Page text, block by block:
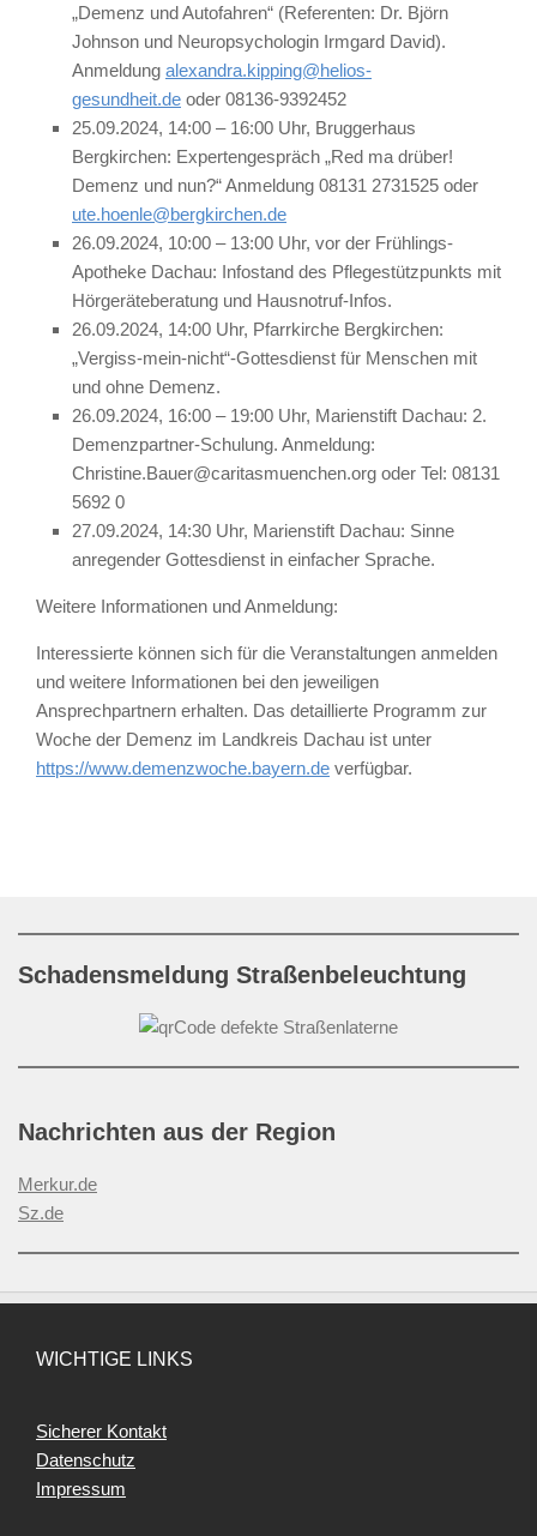
„Demenz und Autofahren“ (Referenten: Dr. Björn
Johnson und Neuropsychologin Irmgard David).
Anmeldung alexandra.kipping@helios-
gesundheit.de oder 08136-9392452
25.09.2024, 14:00 – 16:00 Uhr, Bruggerhaus
Bergkirchen: Expertengespräch „Red ma drüber!
Demenz und nun?“ Anmeldung 08131 2731525 oder
ute.hoenle@bergkirchen.de
26.09.2024, 10:00 – 13:00 Uhr, vor der Frühlings-
Apotheke Dachau: Infostand des Pflegestützpunkts mit
Hörgeräteberatung und Hausnotruf-Infos.
26.09.2024, 14:00 Uhr, Pfarrkirche Bergkirchen:
„Vergiss-mein-nicht“-Gottesdienst für Menschen mit
und ohne Demenz.
26.09.2024, 16:00 – 19:00 Uhr, Marienstift Dachau: 2.
Demenzpartner-Schulung. Anmeldung:
Christine.Bauer@caritasmuenchen.org oder Tel: 08131
5692 0
27.09.2024, 14:30 Uhr, Marienstift Dachau: Sinne
anregender Gottesdienst in einfacher Sprache.
Weitere Informationen und Anmeldung:
Interessierte können sich für die Veranstaltungen anmelden
und weitere Informationen bei den jeweiligen
Ansprechpartnern erhalten. Das detaillierte Programm zur
Woche der Demenz im Landkreis Dachau ist unter
https://www.demenzwoche.bayern.de verfügbar.
Schadensmeldung Straßenbeleuchtung
Nachrichten aus der Region
Merkur.de
Sz.de
WICHTIGE LINKS
Sicherer Kontakt
Datenschutz
Impressum